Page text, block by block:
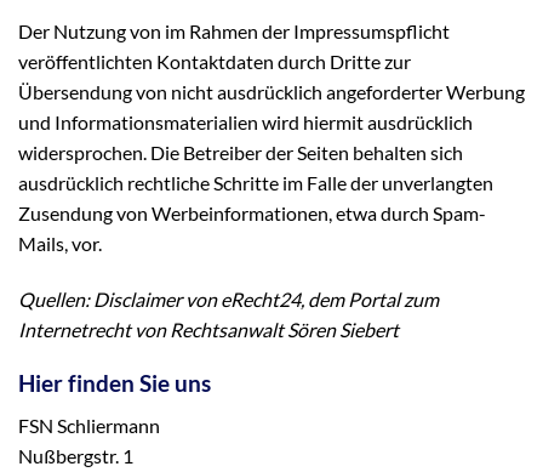
Der Nutzung von im Rahmen der Impressumspflicht
veröffentlichten Kontaktdaten durch Dritte zur
Übersendung von nicht ausdrücklich angeforderter Werbung
und Informationsmaterialien wird hiermit ausdrücklich
widersprochen. Die Betreiber der Seiten behalten sich
ausdrücklich rechtliche Schritte im Falle der unverlangten
Zusendung von Werbeinformationen, etwa durch Spam-
Mails, vor.
Quellen: Disclaimervon eRecht24, dem Portal zum
Internetrecht von Rechtsanwalt Sören Siebert
Hier finden Sie uns
FSN Schliermann
Nußbergstr. 1